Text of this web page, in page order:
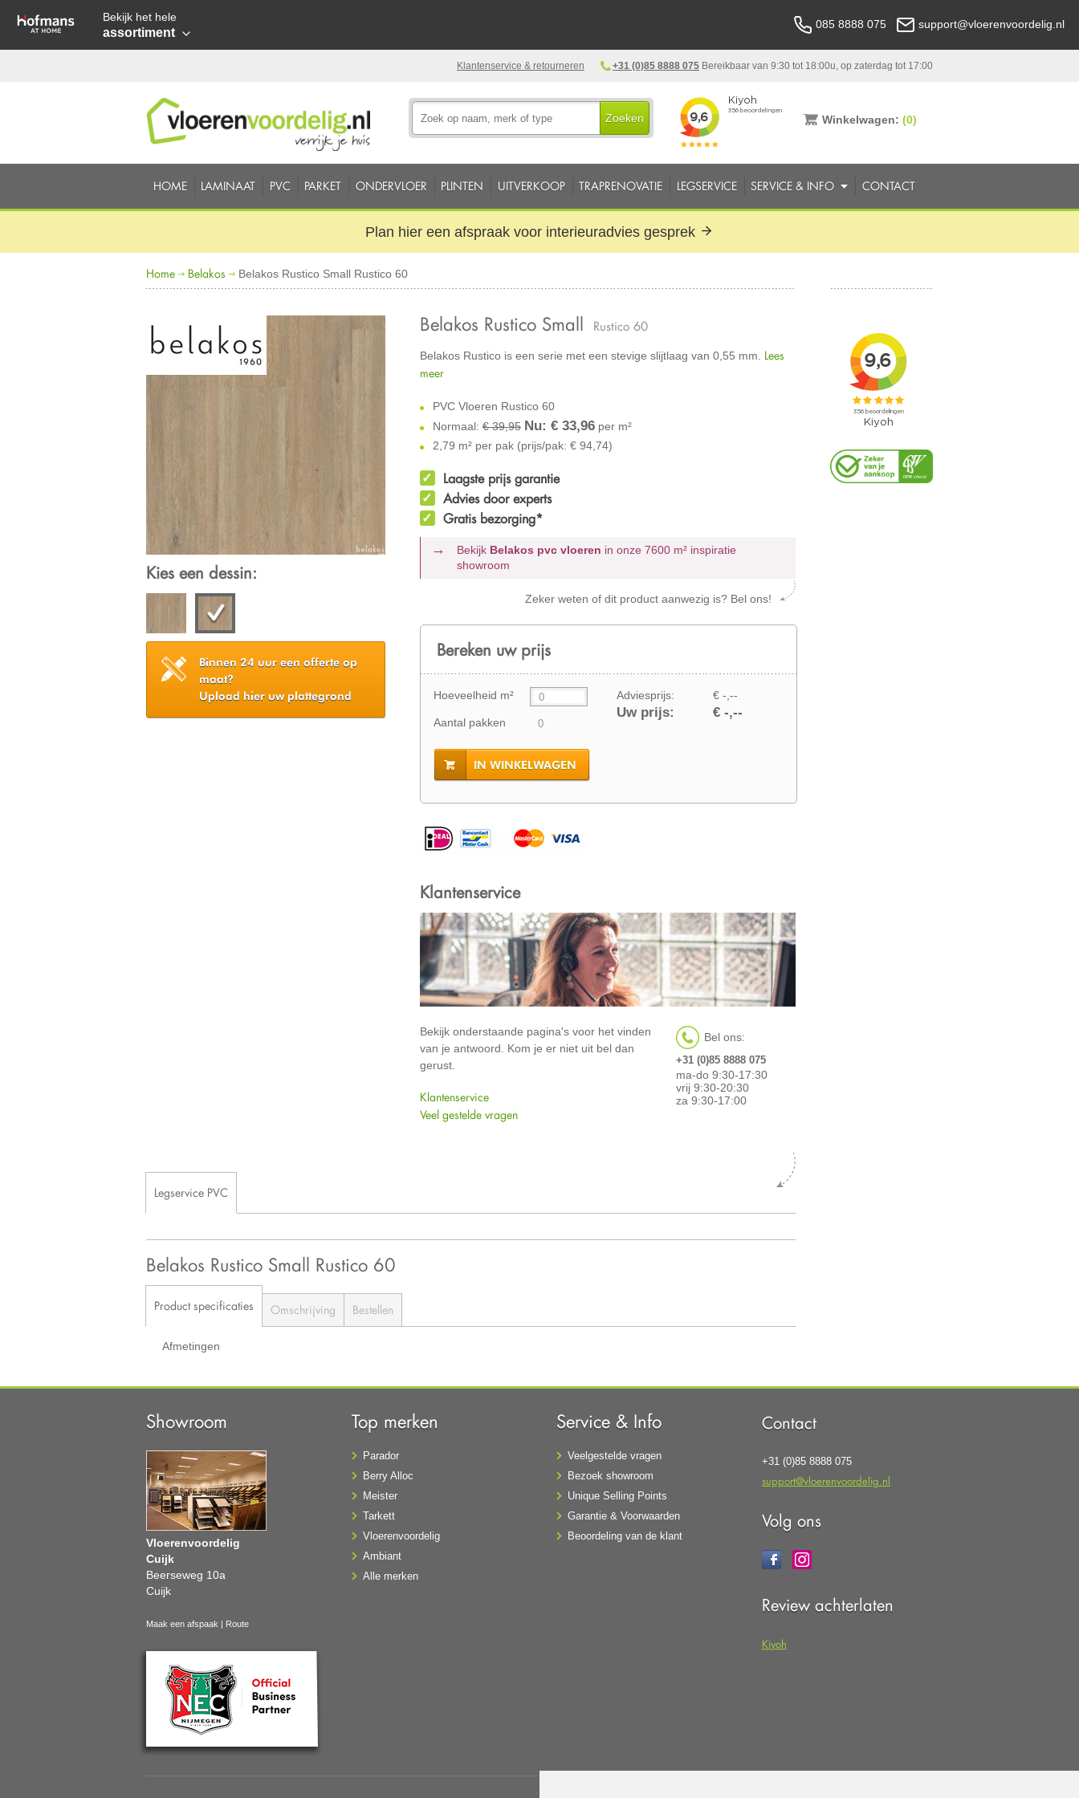
Bekijk het hele
assortiment
085 8888 075 support@vloerenvoordelig.nl
+31 (0)85 8888 075 Bereikbaar van 9:30 tot 18:00u, op zaterdag tot 17:00
Klantenservice & retourneren
Zoeken Winkelwagen: (0)
HOME LAMINAAT PVC PARKET ONDERVLOER PLINTEN UITVERKOOP TRAPRENOVATIE LEGSERVICE SERVICE & INFO CONTACT
Plan hier een afspraak voor interieuradvies gesprek
Home Belakos Belakos Rustico Small Rustico 60
Kies een dessin:
Binnen 24 uur een offerte op
maat?
Upload hier uw plattegrond
Belakos Rustico Small Rustico 60
Belakos Rustico is een serie met een stevige slijtlaag van 0,55 mm. Lees
meer
PVC Vloeren Rustico 60
Normaal:€ 39,95 Nu: € 33,96per m²
2,79 m² per pak (prijs/pak: € 94,74)
Laagste prijs garantie
Advies door experts
Gratis bezorging*
Bekijk Belakos pvc vloeren in onze 7600 m² inspiratie
showroom
Zeker weten of dit product aanwezig is? Bel ons!
Bereken uw prijs
Hoeveelheid m²
Aantal pakken
Adviesprijs: € -,--
Uw prijs: € -,--
IN WINKELWAGEN
Klantenservice
Bekijk onderstaande pagina's voor het vinden
van je antwoord. Kom je er niet uit bel dan
gerust.
Klantenservice
Veel gestelde vragen
Bel ons:
+31 (0)85 8888 075
ma-do 9:30-17:30
vrij 9:30-20:30
za 9:30-17:00
Legservice PVC
Belakos Rustico Small Rustico 60
Product specificaties Omschrijving Bestellen
Afmetingen
Showroom
Vloerenvoordelig
Cuijk
Beerseweg 10a
Cuijk
Maak een afspaak | Route
Top merken
Parador
Berry Alloc
Meister
Tarkett
Vloerenvoordelig
Ambiant
Alle merken
Service & Info
Veelgestelde vragen
Bezoek showroom
Unique Selling Points
Garantie & Voorwaarden
Beoordeling van de klant
Contact
+31 (0)85 8888 075
support@vloerenvoordelig.nl
Volg ons
Review achterlaten
Kiyoh